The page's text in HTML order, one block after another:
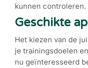
kunnen controleren.
Geschikte
Het kiezen van de
je trainingsdoelen
nu geïnteresseerd